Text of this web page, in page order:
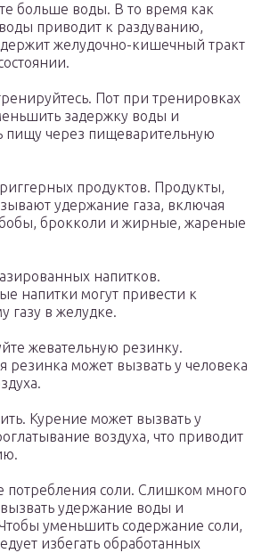
больше воды. В то время как
приводит к раздуванию,
держит желудочно-кишечный тракт
Пот при тренировках
задержку воды и
пищу через пищеварительную
продуктов. Продукты,
удержание газа, включая
брокколи и жирные, жареные
напитков.
напитки могут привести к
газу в желудке.
жевательную резинку.
резинка может вызвать у человека
Курение может вызвать у
воздуха, что приводит
потребления соли. Слишком много
удержание воды и
уменьшить содержание соли,
избегать обработанных